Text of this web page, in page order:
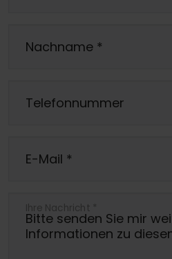
Nachname *
Telefonnummer
E-Mail *
Ihre Nachricht *